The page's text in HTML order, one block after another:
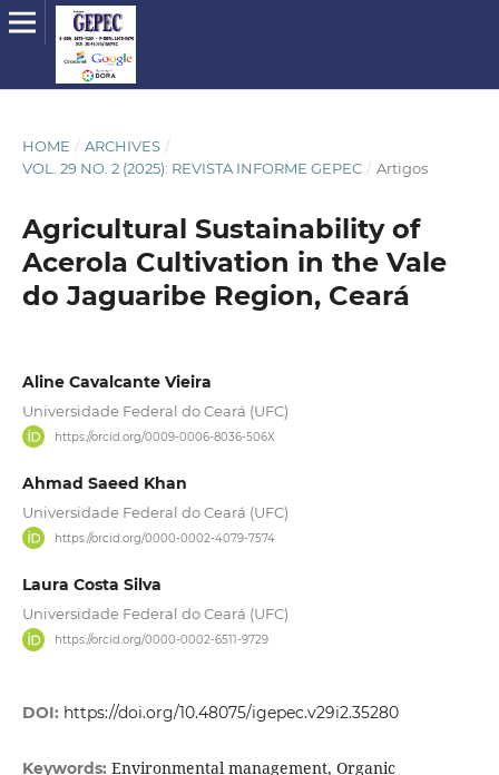
HOME / ARCHIVES /
VOL. 29 NO. 2 (2025): REVISTA INFORME GEPEC / Artigos
Agricultural Sustainability of
Acerola Cultivation in the Vale
do Jaguaribe Region, Ceará
Aline Cavalcante Vieira
Universidade Federal do Ceará (UFC)
https://orcid.org/0009-0006-8036-506X
Ahmad Saeed Khan
Universidade Federal do Ceará (UFC)
https://orcid.org/0000-0002-4079-7574
Laura Costa Silva
Universidade Federal do Ceará (UFC)
https://orcid.org/0000-0002-6511-9729
DOI: https://doi.org/10.48075/igepec.v29i2.35280
Keywords: Environmental management, Organic